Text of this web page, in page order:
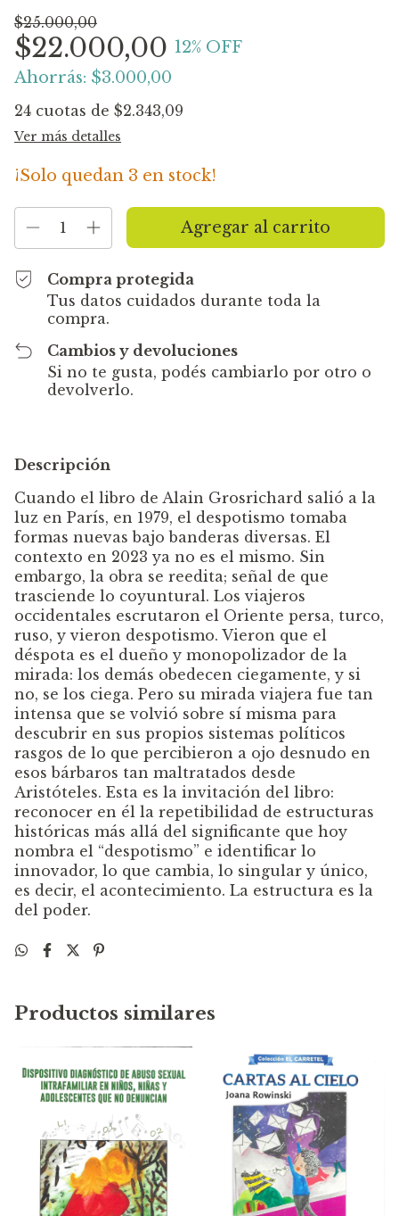
$25.000,00
$22.000,00 12% OFF
Ahorrás: $3.000,00
24 cuotas de $2.343,09
Ver más detalles
¡Solo quedan 3 en stock!
Compra protegida
Tus datos cuidados durante toda la
compra.
Cambios y devoluciones
Si no te gusta, podés cambiarlo por otro o
devolverlo.
Descripción
Cuando el libro de Alain Grosrichard salió a la
luz en París, en 1979, el despotismo tomaba
formas nuevas bajo banderas diversas. El
contexto en 2023 ya no es el mismo. Sin
embargo, la obra se reedita; señal de que
trasciende lo coyuntural. Los viajeros
occidentales escrutaron el Oriente persa, turco,
ruso, y vieron despotismo. Vieron que el
déspota es el dueño y monopolizador de la
mirada: los demás obedecen ciegamente, y si
no, se los ciega. Pero su mirada viajera fue tan
intensa que se volvió sobre sí misma para
descubrir en sus propios sistemas políticos
rasgos de lo que percibieron a ojo desnudo en
esos bárbaros tan maltratados desde
Aristóteles. Esta es la invitación del libro:
reconocer en él la repetibilidad de estructuras
históricas más allá del significante que hoy
nombra el “despotismo” e identificar lo
innovador, lo que cambia, lo singular y único,
es decir, el acontecimiento. La estructura es la
del poder.
Productos similares